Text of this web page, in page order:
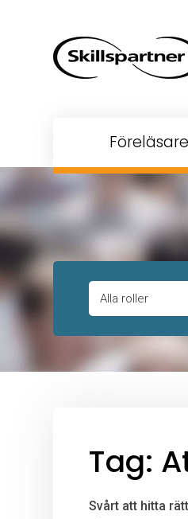
Föreläsare
Tag:
Svårt att hitta